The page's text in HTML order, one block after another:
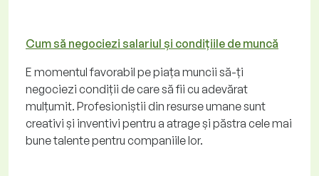
Cum să negociezi salariul și condițiile de muncă
E momentul favorabil pe piața muncii să-ți
negociezi condiții de care să fii cu adevărat
mulțumit. Profesioniștii din resurse umane sunt
creativi și inventivi pentru a atrage și păstra cele mai
bune talente pentru companiile lor.